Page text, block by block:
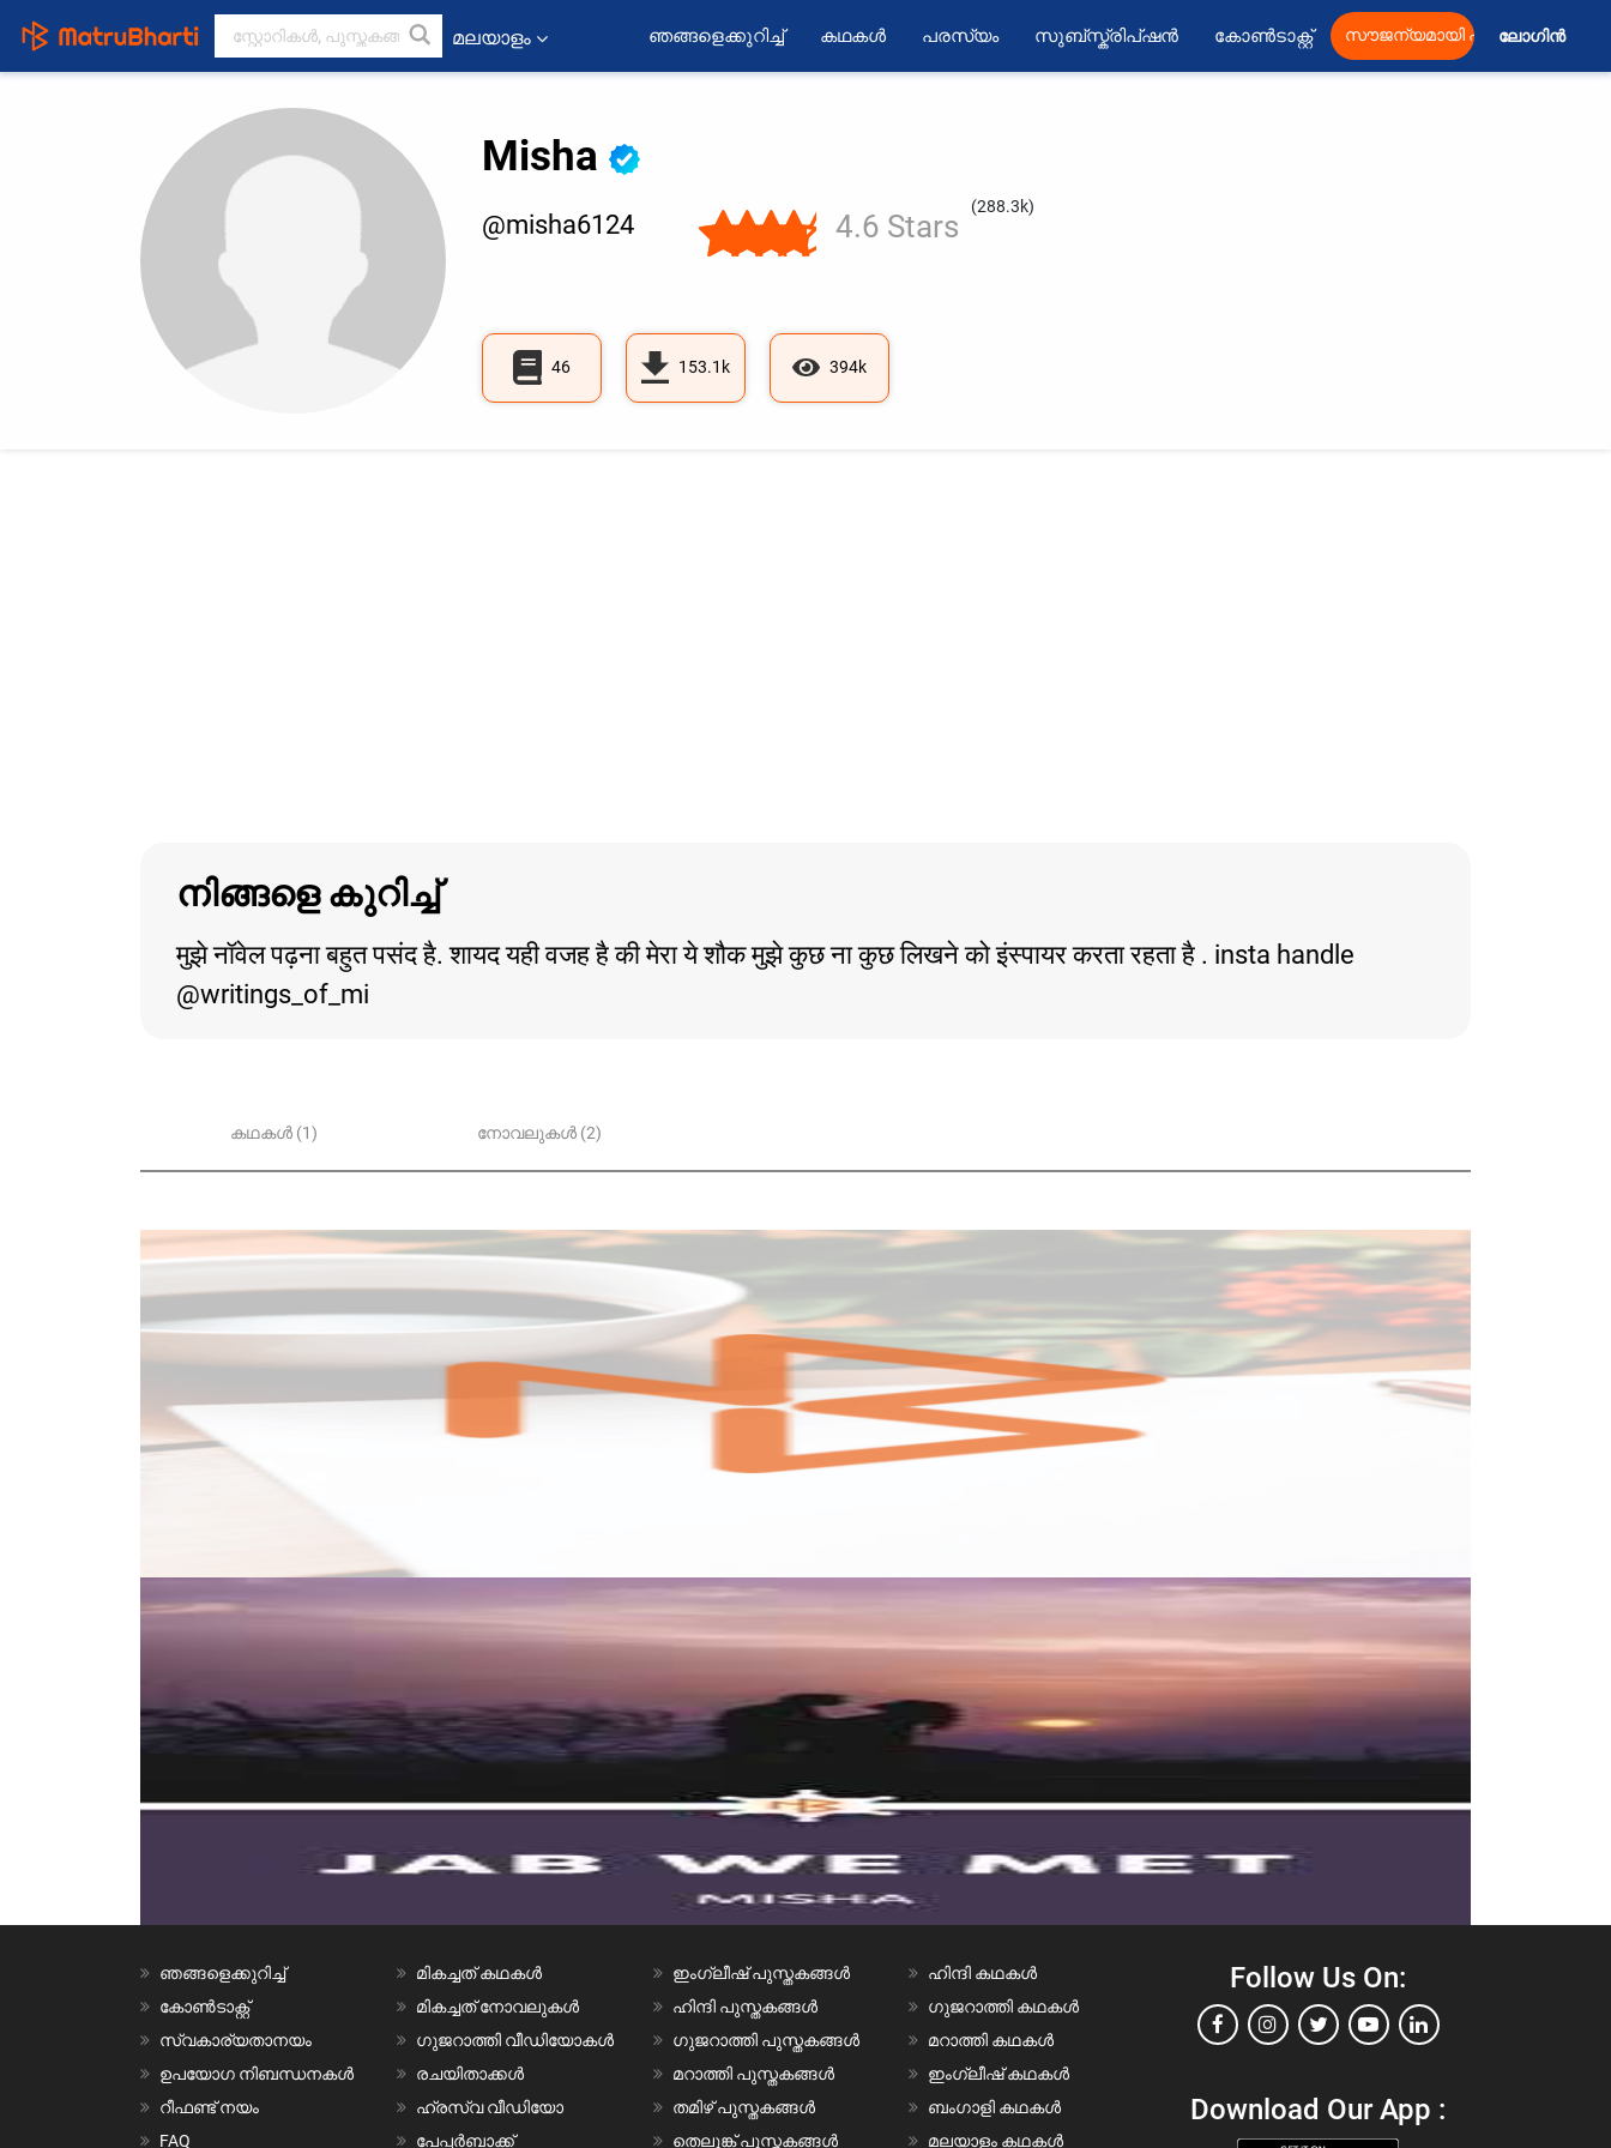
മലയാളം ഞങ്ങളെക്കുറിച്ച് കഥകൾ പരസ്യം സുബ്സ്ക്രിപ്ഷൻ കോൺടാക്റ്റ് സൗജന്യമായി ലോഗിൻ
Misha
@misha6124 4.6 Stars
(288.3k)
46 153.1k 394k
നിങ്ങളെ കുറിച്ച്
मुझे नॉवेल पढ़ना बहुत पसंद है. शायद यही वजह है की मेरा ये शौक मुझे कुछ ना कुछ लिखने को इंस्पायर करता रहता है . insta handle
@writings_of_mi
കഥകൾ (1) നോവലുകൾ (2)
ഞങ്ങളെക്കുറിച്ച്
കോൺടാക്റ്റ്
സ്വകാര്യതാനയം
ഉപയോഗ നിബന്ധനകൾ
റീഫണ്ട് നയം
FAQ
മികച്ചത് കഥകൾ
മികച്ചത് നോവലുകൾ
ഗുജറാത്തി വീഡിയോകൾ
രചയിതാക്കൾ
ഹ്രസ്വ വീഡിയോ
പേപ്പർബാക്ക്
ഇംഗ്ലീഷ് പുസ്തകങ്ങൾ
ഹിന്ദി പുസ്തകങ്ങൾ
ഗുജറാത്തി പുസ്തകങ്ങൾ
മറാത്തി പുസ്തകങ്ങൾ
തമിഴ് പുസ്തകങ്ങൾ
തെലുങ്ക് പുസ്തകങ്ങൾ
ഹിന്ദി കഥകൾ
ഗുജറാത്തി കഥകൾ
മറാത്തി കഥകൾ
ഇംഗ്ലീഷ് കഥകൾ
ബംഗാളി കഥകൾ
മലയാളം കഥകൾ
Follow Us On:
Download Our App :